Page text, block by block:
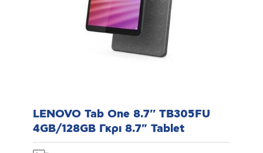
LENOVO Tab One 8.7'' TB305FU
4GB/128GB Γκρι 8.7" Tablet